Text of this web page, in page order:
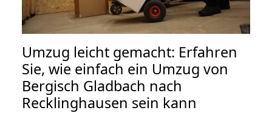
Umzug leicht gemacht: Erfahren
Sie, wie einfach ein Umzug von
Bergisch Gladbach nach
Recklinghausen sein kann